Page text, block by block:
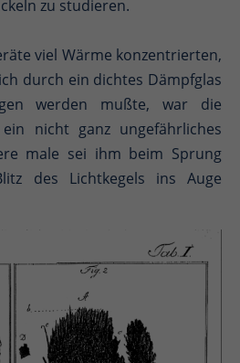
zu studieren.
viel Wärme konzentrierten,
durch ein dichtes Dämpfglas
werden mußte, war die
ein nicht ganz ungefährliches
male sei ihm beim Sprung
des Lichtkegels ins Auge